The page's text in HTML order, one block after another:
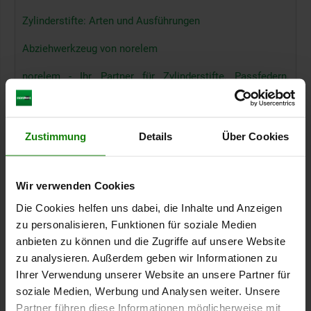
Zustimmung Details Über Cookies
Wir verwenden Cookies
Die Cookies helfen uns dabei, die Inhalte und Anzeigen
zu personalisieren, Funktionen für soziale Medien
anbieten zu können und die Zugriffe auf unsere Website
zu analysieren. Außerdem geben wir Informationen zu
Ihrer Verwendung unserer Website an unsere Partner für
soziale Medien, Werbung und Analysen weiter. Unsere
Partner führen diese Informationen möglicherweise mit
Zylinderstifte: Arten und Ausführungen
Abziehwerkzeug von norelem
norelem - Ihr Partner für Zylinderstifte, Passfedern,
Abziehwerkzeug
eine genaue Positionierung von Bauteilen gewährleisten. Sie
einem Bauteil und bilden dabei eine formschlüssige
Verbindung. Sie sorgen für einen festen Sitz des Bauteils auf
der Welle und verhindern das Verrutschen. Dabei sorgen sie
außerdem für die Kraft- und Drehmomentübertragung von
Welle auf Nabe und sind damit ein wichtiger Bestandteil im
Maschinenbau.